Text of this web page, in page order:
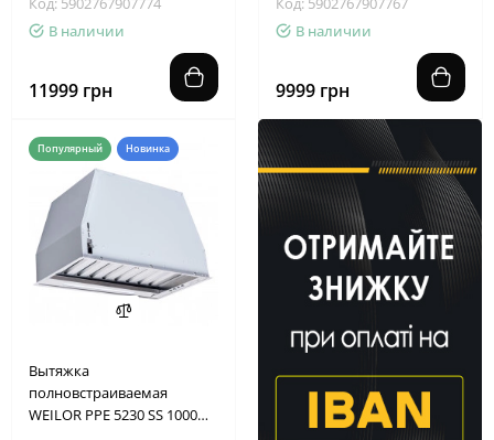
В наличии
11999 грн
В наличии
9999 грн
Популярный Новинка
Вытяжка
полновстраиваемая
WEILOR PPE 5230 SS 1000